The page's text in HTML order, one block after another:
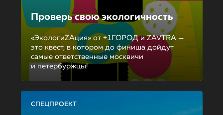
Проверь свою экологичность
«ЭкологиZAция» от +1ГОРОД и ZAVTRA —
это квест, в котором до финиша дойдут
самые ответственные москвичи
и петербуржцы!
СПЕЦПРОЕКТ